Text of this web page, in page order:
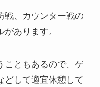
戦、カウンター戦の
あります。
こともあるので、ゲ
どして適宜休憩して